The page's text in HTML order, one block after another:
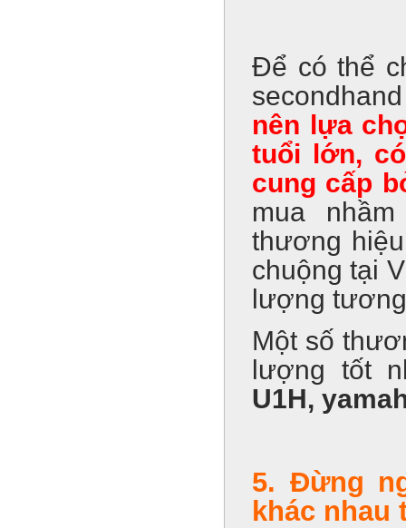
Để có thể
nên lựa
tuổi lớn,
cung cấp
mua
thương
chuộng tại
lượng
Một số
lượng tốt
U1H,
5. Đừng
khác